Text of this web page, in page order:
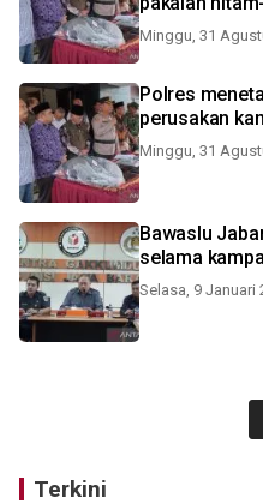
Minggu, 31
Polres
perusakan
Minggu, 31
Bawaslu
selama
Selasa, 9 Januari
Terkini